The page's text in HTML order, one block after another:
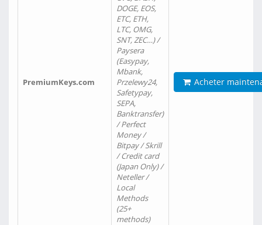
PremiumKeys.com
DOGE, EOS,
ETC, ETH,
LTC, OMG,
SNT, ZEC…) /
Paysera
(Easypay,
Mbank,
Przelewy24,
Safetypay,
SEPA,
Banktransfer)
/ Perfect
Money /
Bitpay / Skrill
/ Credit card
(Japan Only) /
Neteller /
Local
Methods
(25+
methods)
Acheter